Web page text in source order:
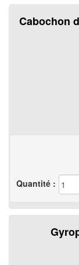
Cabochon
Quantité :